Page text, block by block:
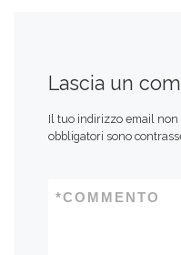
Lascia un
Il tuo indirizzo email non
obbligatori sono
COMMENTO
*